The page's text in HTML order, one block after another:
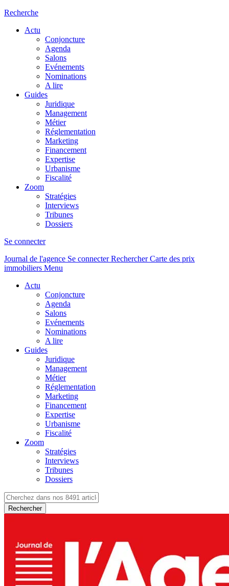
Recherche
Actu
Conjoncture
Agenda
Salons
Evénements
Nominations
A lire
Guides
Juridique
Management
Métier
Réglementation
Marketing
Financement
Expertise
Urbanisme
Fiscalité
Zoom
Stratégies
Interviews
Tribunes
Dossiers
Se connecter
Journal de l'agence Se connecterRechercher Carte des prix
immobiliers Menu
Actu
Conjoncture
Agenda
Salons
Evénements
Nominations
A lire
Guides
Juridique
Management
Métier
Réglementation
Marketing
Financement
Expertise
Urbanisme
Fiscalité
Zoom
Stratégies
Interviews
Tribunes
Dossiers
Rechercher